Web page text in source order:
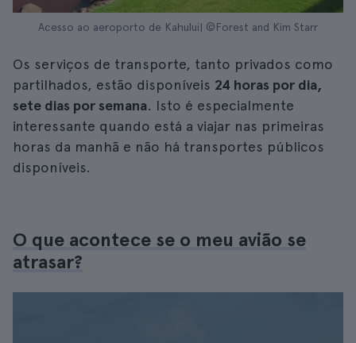
Acesso ao aeroporto de Kahului| ©Forest and Kim Starr
Os serviços de transporte, tanto privados como
partilhados, estão disponíveis 24 horas por dia,
sete dias por semana. Isto é especialmente
interessante quando está a viajar nas primeiras
horas da manhã e não há transportes públicos
disponíveis.
O que acontece se o meu avião se
atrasar?